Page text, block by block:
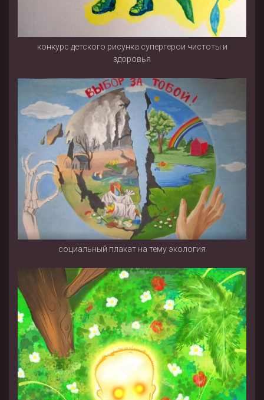
конкурс детского рисунка супергерои чистоты и
здоровья
социальный плакат на тему экология